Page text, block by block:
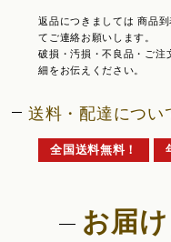
返品につきましては 商品
てご連絡お願いします。
破損・汚損・不良品・ご注
細をお伝えください。
送料・配達につい
全国送料無料！
お届